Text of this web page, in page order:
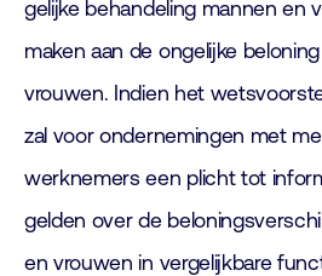
gelijke behandeling mannen en
maken aan de ongelijke
vrouwen. Indien het
zal voor ondernemingen met
werknemers een plicht tot
gelden over de
en vrouwen in vergelijkbare